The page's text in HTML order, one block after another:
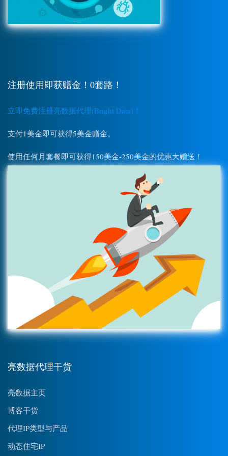
注册使用即获赠金！0套路！
立即免费注册亮数据代理(Bright Data)！
支付1美金即可获得5美金赠金。
使用任何月套餐即可获得150美金-250美金的优惠大赠送！
亮数据代理干货
亮数据主页
博客干货
代理IP类型与产品
动态住宅IP